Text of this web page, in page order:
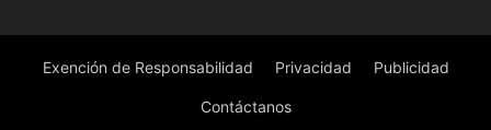
Exención de Responsabilidad Privacidad Publicidad
Contáctanos